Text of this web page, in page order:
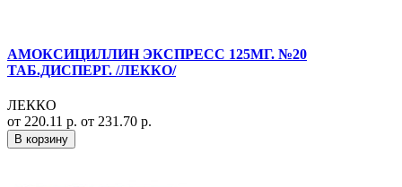
АМОКСИЦИЛЛИН ЭКСПРЕСС 125МГ. №20
ТАБ.ДИСПЕРГ. /ЛЕККО/
ЛЕККО
от 220.11 р. от 231.70 р.
В корзину